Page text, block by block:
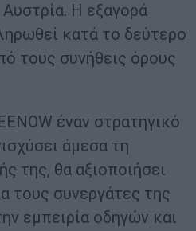
Η εξαγορά
κατά το δεύτερο
τους συνήθεις όρους
έναν στρατηγικό
άμεσα τη
της, θα αξιοποιήσει
τους συνεργάτες της
εμπειρία οδηγών και